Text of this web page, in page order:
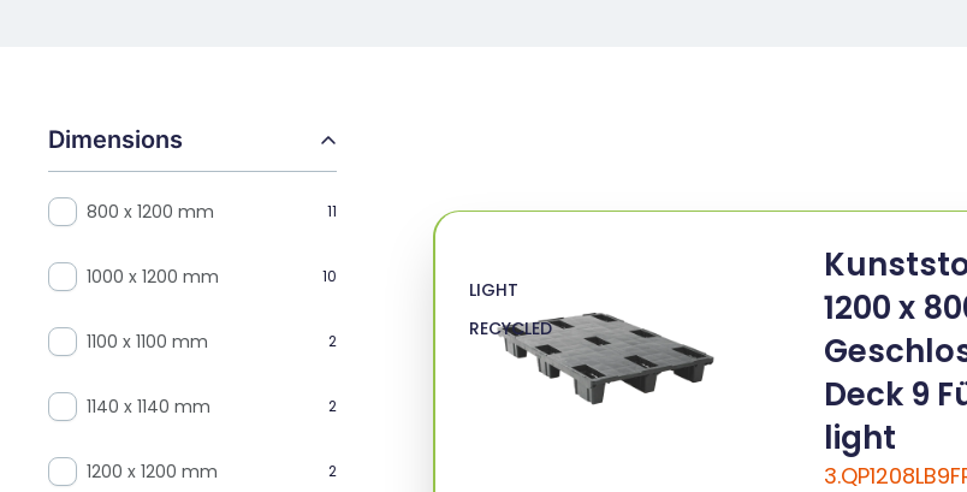
Dimensions
800 x 1200 mm 11
1000 x 1200 mm 10
1100 x 1100 mm 2
1140 x 1140 mm 2
1200 x 1200 mm 2
LIGHT
RECYCLED
1200 x
Deck 9
light